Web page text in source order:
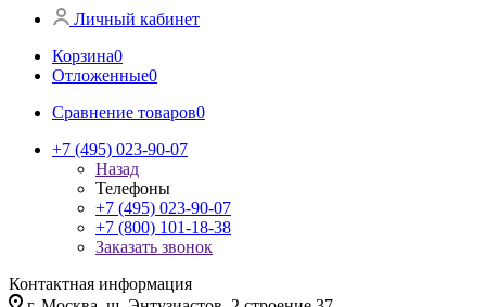
Личный кабинет
Корзина0
Отложенные0
Сравнение товаров0
+7 (495) 023-90-07
Назад
Телефоны
+7 (495) 023-90-07
+7 (800) 101-18-38
Заказать звонок
Контактная информация